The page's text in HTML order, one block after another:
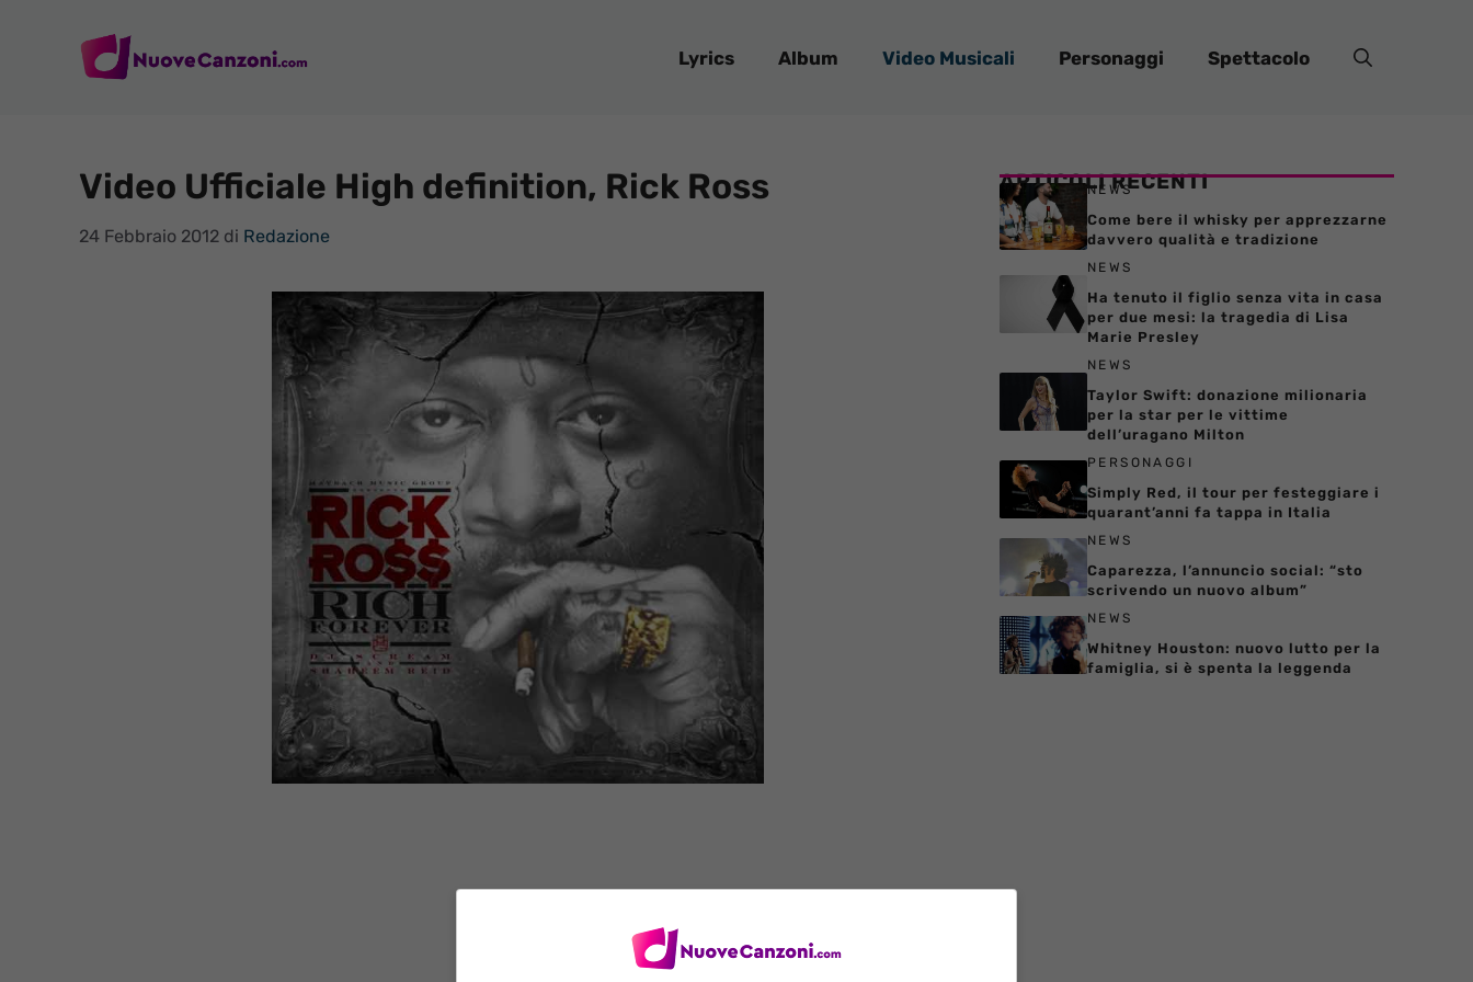
Lyrics Album Video Musicali Personaggi Spettacolo
Video Ufficiale High definition, Rick Ross
24 Febbraio 2012 di Redazione
ARTICOLI RECENTI
NEWS
Come bere il whisky per apprezzarne
davvero qualità e tradizione
NEWS
Ha tenuto il figlio senza vita in casa
per due mesi: la tragedia di Lisa
Marie Presley
NEWS
Taylor Swift: donazione milionaria
per la star per le vittime
dell’uragano Milton
PERSONAGGI
Simply Red, il tour per festeggiare i
quarant’anni fa tappa in Italia
NEWS
Caparezza, l’annuncio social: “sto
scrivendo un nuovo album”
NEWS
Whitney Houston: nuovo lutto per la
famiglia, si è spenta la leggenda